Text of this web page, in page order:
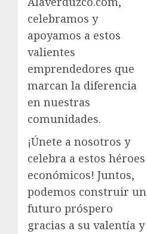
celebramos y
apoyamos a estos
valientes
emprendedores que
marcan la diferencia
en nuestras
comunidades.
¡Únete a nosotros y
celebra a estos héroes
económicos! Juntos,
podemos construir un
futuro próspero
gracias a su valentía y